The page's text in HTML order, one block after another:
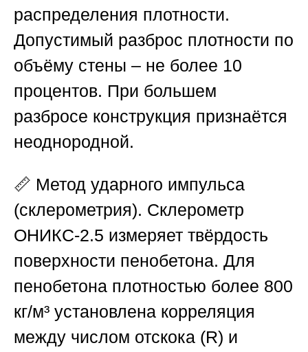
распределения плотности.
Допустимый разброс плотности по
объёму стены – не более 10
процентов. При большем
разбросе конструкция признаётся
неоднородной.
📏 Метод ударного импульса
(склерометрия). Склерометр
ОНИКС-2.5 измеряет твёрдость
поверхности пенобетона. Для
пенобетона плотностью более 800
кг/м³ установлена корреляция
между числом отскока (R) и